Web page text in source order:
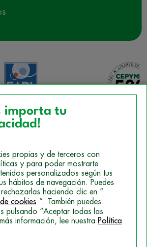
importa tu
propias y de terceros con
y para poder mostrarte
personalizados según tus
hábitos de navegación. Puedes
haciendo clic en “
cookies ”. También puedes
pulsando “Aceptar todas las
información, lee nuestra Política